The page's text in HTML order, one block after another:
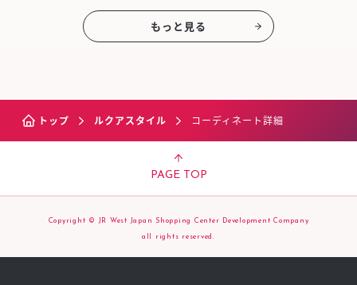
もっと見る
トップ ルクアスタイル コーディネート詳細
PAGE TOP
Copyright © JR West Japan Shopping Center Development Company
all rights reserved.